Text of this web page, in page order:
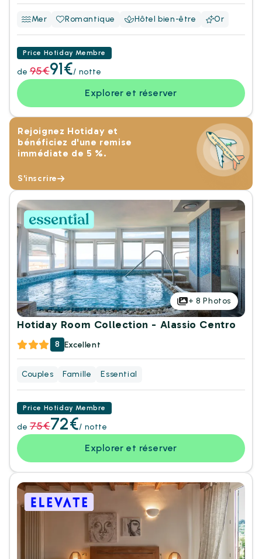
Mer Romantique Hôtel bien-être Or
Price Hotiday Membre
de 95€91€/ notte
Explorer et réserver
Rejoignez Hotiday et
bénéficiez d'une remise
immédiate de 5 %.
S'inscrire
+8 Photos
Hotiday Room Collection - Alassio Centro
8 Excellent
Couples Famille Essential
Price Hotiday Membre
de 75€72€/ notte
Explorer et réserver